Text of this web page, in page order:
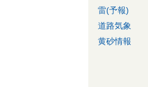
雷(予報)
道路気象
黄砂情報